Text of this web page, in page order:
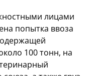
лицами
попытка ввоза
100 тонн, на